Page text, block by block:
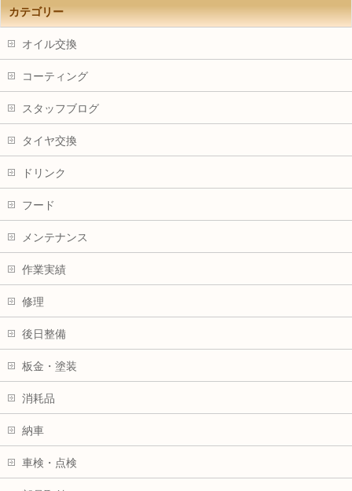
カテゴリー
オイル交換
コーティング
スタッフブログ
タイヤ交換
ドリンク
フード
メンテナンス
作業実績
修理
後日整備
板金・塗装
消耗品
納車
車検・点検